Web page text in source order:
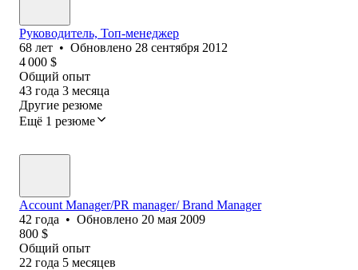
Руководитель, Топ-менеджер
68 лет • Обновлено 28 сентября 2012
4 000 $
Общий опыт
43 года 3 месяца
Другие резюме
Ещё 1 резюме
Account Manager/PR manager/ Brand Manager
42 года • Обновлено 20 мая 2009
800 $
Общий опыт
22 года 5 месяцев